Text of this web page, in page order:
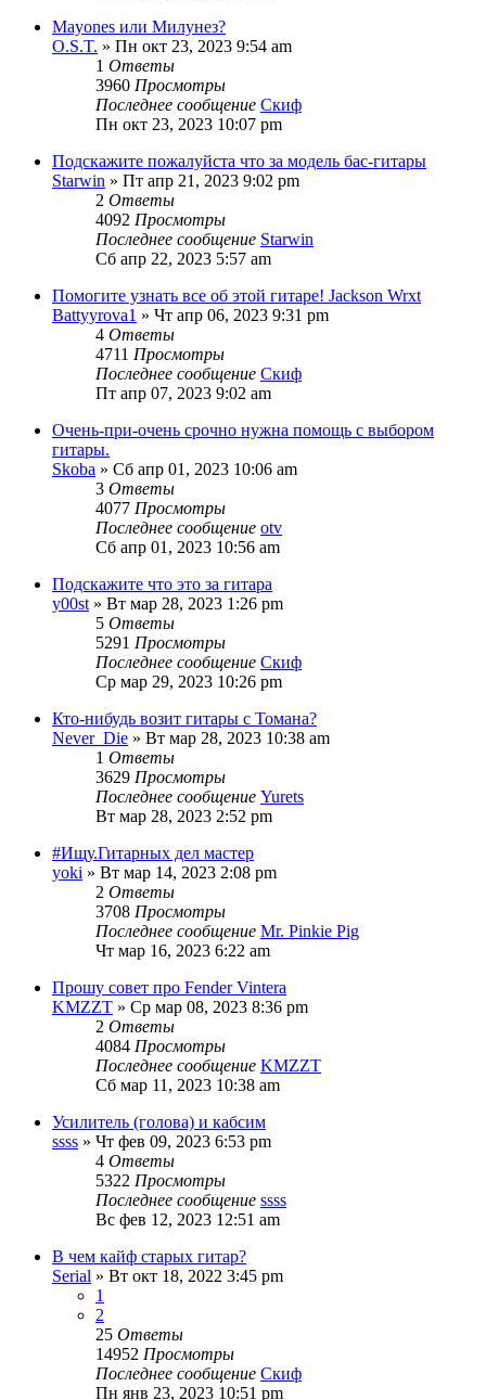
Mayones или Милунез?
O.S.T. » Пн окт 23, 2023 9:54 am
1 Ответы
3960 Просмотры
Последнее сообщение Скиф
Пн окт 23, 2023 10:07 pm
Подскажите пожалуйста что за модель бас-гитары
Starwin » Пт апр 21, 2023 9:02 pm
2 Ответы
4092 Просмотры
Последнее сообщение Starwin
Сб апр 22, 2023 5:57 am
Помогите узнать все об этой гитаре! Jackson Wrxt
Battyyrova1 » Чт апр 06, 2023 9:31 pm
4 Ответы
4711 Просмотры
Последнее сообщение Скиф
Пт апр 07, 2023 9:02 am
Очень-при-очень срочно нужна помощь с выбором
гитары.
Skoba » Сб апр 01, 2023 10:06 am
3 Ответы
4077 Просмотры
Последнее сообщение otv
Сб апр 01, 2023 10:56 am
Подскажите что это за гитара
y00st » Вт мар 28, 2023 1:26 pm
5 Ответы
5291 Просмотры
Последнее сообщение Скиф
Ср мар 29, 2023 10:26 pm
Кто-нибудь возит гитары с Томана?
Never_Die » Вт мар 28, 2023 10:38 am
1 Ответы
3629 Просмотры
Последнее сообщение Yurets
Вт мар 28, 2023 2:52 pm
#Ищу.Гитарных дел мастер
yoki » Вт мар 14, 2023 2:08 pm
2 Ответы
3708 Просмотры
Последнее сообщение Mr. Pinkie Pig
Чт мар 16, 2023 6:22 am
Прошу совет про Fender Vintera
KMZZT » Ср мар 08, 2023 8:36 pm
2 Ответы
4084 Просмотры
Последнее сообщение KMZZT
Сб мар 11, 2023 10:38 am
Усилитель (голова) и кабсим
ssss » Чт фев 09, 2023 6:53 pm
4 Ответы
5322 Просмотры
Последнее сообщение ssss
Вс фев 12, 2023 12:51 am
В чем кайф старых гитар?
Serial » Вт окт 18, 2022 3:45 pm
1
2
25 Ответы
14952 Просмотры
Последнее сообщение Скиф
Пн янв 23, 2023 10:51 pm